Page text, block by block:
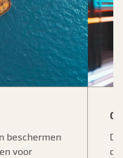
beschermen
voor